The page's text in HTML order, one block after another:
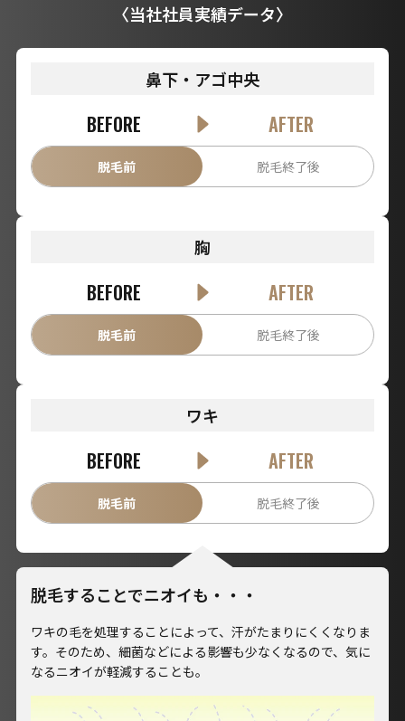
〈当社社員実績データ〉
鼻下・アゴ中央
BEFORE AFTER
脱毛前 脱毛終了後
胸
BEFORE AFTER
脱毛前 脱毛終了後
ワキ
BEFORE AFTER
脱毛前 脱毛終了後
脱毛することでニオイも・・・
ワキの毛を処理することによって、汗がたまりにくくなりま
す。そのため、細菌などによる影響も少なくなるので、気に
なるニオイが軽減することも。